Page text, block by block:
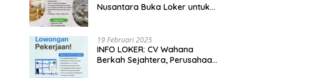
Support untuk Wilayah Jabar,
Jateng dan Jatim
Nusantara Buka Loker untuk
19 Februari 2025
INFO LOKER: CV Wahana
Berkah Sejahtera, Perusahaan